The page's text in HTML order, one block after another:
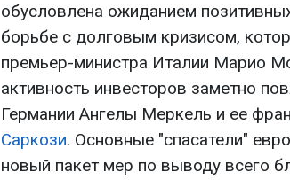
обусловлена ожиданием
борьбе с долговым кризисом,
премьер-министра Италии Марио
активность инвесторов заметно
Германии Ангелы Меркель и ее
Саркози. Основные "спасатели"
новый пакет мер по выводу всего